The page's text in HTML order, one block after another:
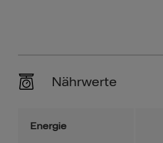
Nährwerte
Energie